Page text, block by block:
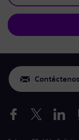
Contáctenos